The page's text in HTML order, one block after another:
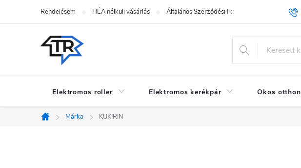
tartalomhoz
Rendelésem HÉA nélküli vásárlás Általános Szerződési Feltételek (ÁSZF)
Elektromos roller Elektromos kerékpár Okos otthon
Kezdőlap
Márka KUKIRIN